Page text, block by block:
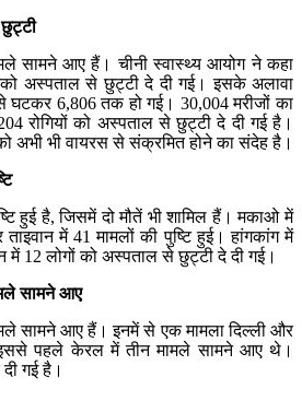
सामने आए हैं। चीनी स्वास्थ्य आयोग ने कहा
को अस्पताल से छुट्टी दे दी गई। इसके अलावा
घटकर 6,806 तक हो गई। 30,004 मरीजों का
रोगियों को अस्पताल से छुट्टी दे दी गई है।
अभी भी वायरस से संक्रमित होने का संदेह है।
हुई है, जिसमें दो मौतें भी शामिल हैं। मकाओ में
में 41 मामलों की पुष्टि हुई। हांगकांग में
12 लोगों को अस्पताल से छुट्टी दे दी गई।
सामने आए
सामने आए हैं। इनमें से एक मामला दिल्ली और
पहले केरल में तीन मामले सामने आए थे।
गई है।